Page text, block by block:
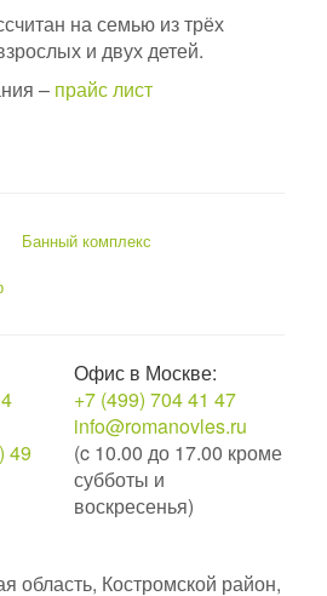
на семью из трёх
и двух детей.
– прайс лист
Банный комплекс
49
Офис в Москве:
+7 (499) 704 41 47
info@romanovles.ru
(c 10.00 до 17.00 кроме
субботы и
воскресенья)
область, Костромской район,